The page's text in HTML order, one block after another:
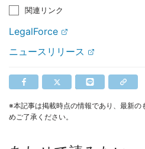
関連リンク
LegalForce
ニュースリリース
※本記事は掲載時点の情報であり、最新
めご了承ください。